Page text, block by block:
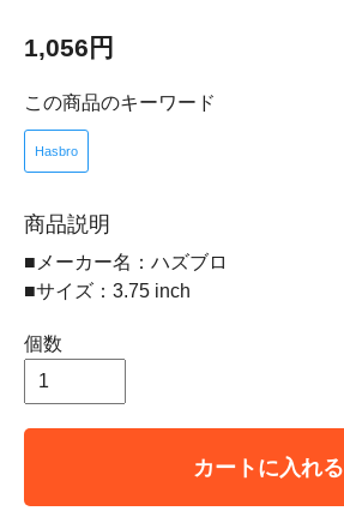
1,056円
この商品のキーワード
Hasbro
商品説明
■メーカー名：ハズブロ
■サイズ：3.75 inch
個数
カートに入れる